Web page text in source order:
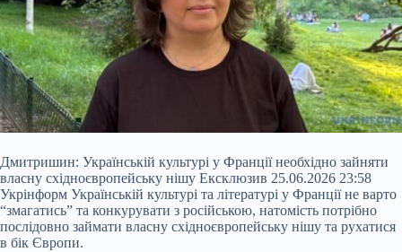
Дмитришин: Українській культурі у Франції необхідно зайняти
власну східноєвропейську нішу Ексклюзив 25.06.2026 23:58
Укрінформ Українській культурі та літературі у Франції не варто
“змагатись” та конкурувати з російською, натомість потрібно
послідовно займати власну східноєвропейську нішу та рухатися
в бік Європи.